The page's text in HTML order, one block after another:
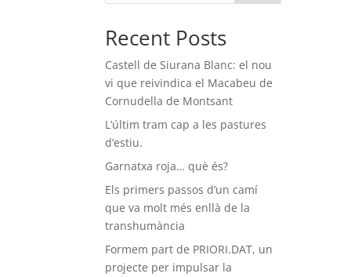
Recent Posts
Castell de Siurana Blanc: el nou
vi que reivindica el Macabeu de
Cornudella de Montsant
L’últim tram cap a les pastures
d’estiu.
Garnatxa roja… què és?
Els primers passos d’un camí
que va molt més enllà de la
transhumància
Formem part de PRIORI.DAT, un
projecte per impulsar la